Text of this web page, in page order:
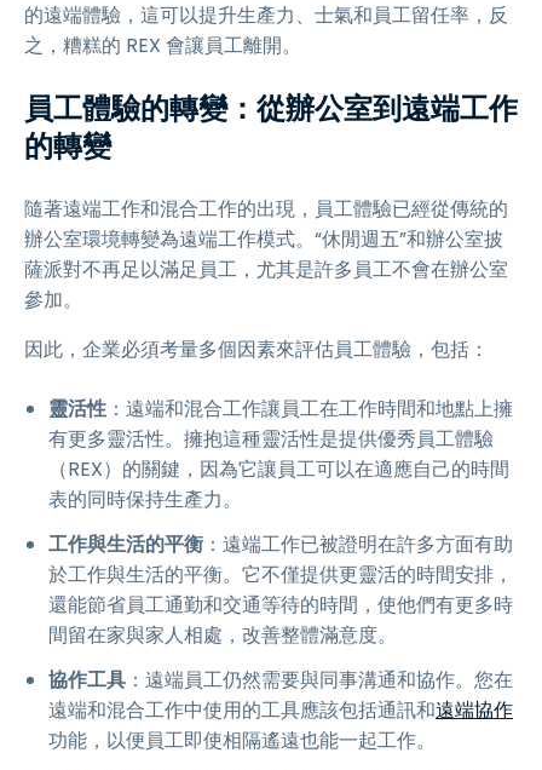
的遠端體驗，這可以提升生產力、士氣和員工留任率，反
之，糟糕的 REX 會讓員工離開。
員工體驗的轉變：從辦公室到遠端工作
的轉變
隨著遠端工作和混合工作的出現，員工體驗已經從傳統的
辦公室環境轉變為遠端工作模式。“休閒週五”和辦公室披
薩派對不再足以滿足員工，尤其是許多員工不會在辦公室
參加。
因此，企業必須考量多個因素來評估員工體驗，包括：
靈活性 ：遠端和混合工作讓員工在工作時間和地點上擁
有更多靈活性。擁抱這種靈活性是提供優秀員工體驗
（REX）的關鍵，因為它讓員工可以在適應自己的時間
表的同時保持生產力。
工作與生活的平衡 ：遠端工作已被證明在許多方面有助
於工作與生活的平衡。它不僅提供更靈活的時間安排，
還能節省員工通勤和交通等待的時間，使他們有更多時
間留在家與家人相處，改善整體滿意度。
協作工具 ：遠端員工仍然需要與同事溝通和協作。您在
遠端和混合工作中使用的工具應該包括通訊和遠端協作
功能，以便員工即使相隔遙遠也能一起工作。